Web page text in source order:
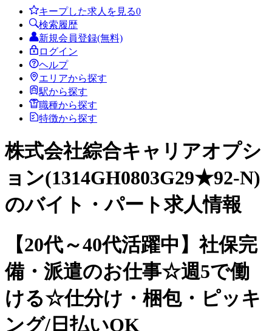
キープした求人を見る0
検索履歴
新規会員登録(無料)
ログイン
ヘルプ
エリアから探す
駅から探す
職種から探す
特徴から探す
株式会社綜合キャリアオプシ
ョン(1314GH0803G29★92-N)
のバイト・パート求人情報
【20代～40代活躍中】社保完
備・派遣のお仕事☆週5で働
ける☆仕分け・梱包・ピッキ
ング/日払いOK